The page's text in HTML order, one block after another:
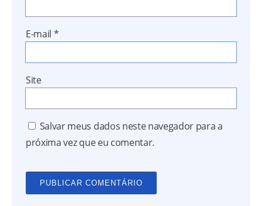
E-mail *
Site
Salvar meus dados neste navegador para a
próxima vez que eu comentar.